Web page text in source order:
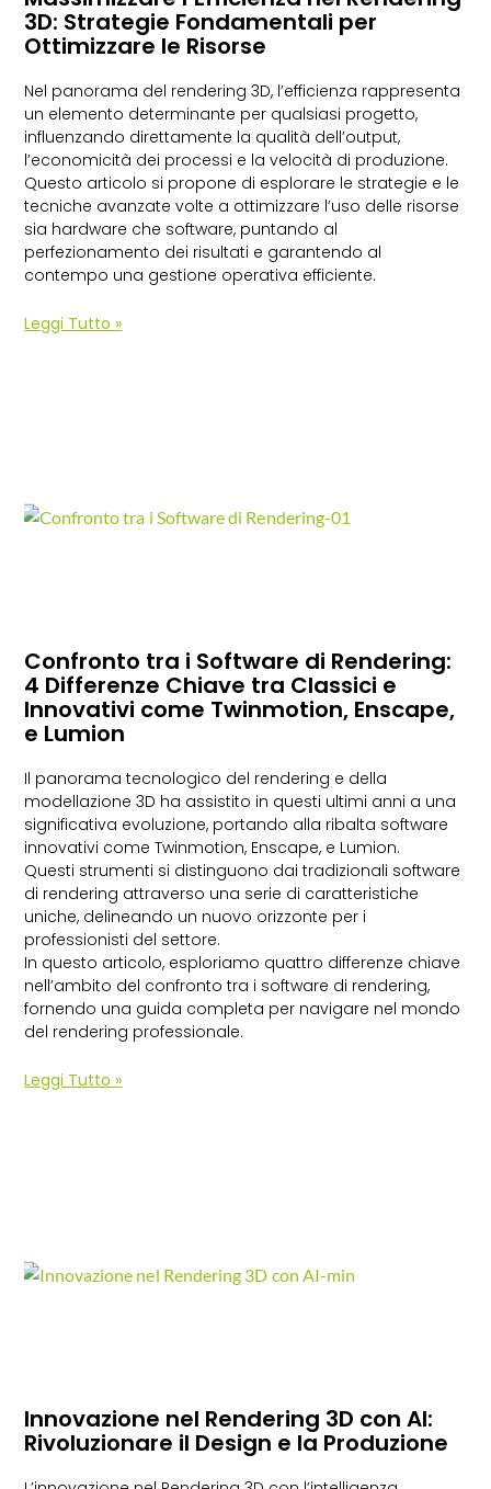
3D: Strategie Fondamentali per
Ottimizzare le Risorse
Nel panorama del rendering 3D, l’efficienza rappresenta
un elemento determinante per qualsiasi progetto,
influenzando direttamente la qualità dell’output,
l’economicità dei processi e la velocità di produzione.
Questo articolo si propone di esplorare le strategie e le
tecniche avanzate volte a ottimizzare l’uso delle risorse
sia hardware che software, puntando al
perfezionamento dei risultati e garantendo al
contempo una gestione operativa efficiente.
Leggi Tutto »
Confronto tra i Software di Rendering:
4 Differenze Chiave tra Classici e
Innovativi come Twinmotion, Enscape,
e Lumion
Il panorama tecnologico del rendering e della
modellazione 3D ha assistito in questi ultimi anni a una
significativa evoluzione, portando alla ribalta software
innovativi come Twinmotion, Enscape, e Lumion.
Questi strumenti si distinguono dai tradizionali software
di rendering attraverso una serie di caratteristiche
uniche, delineando un nuovo orizzonte per i
professionisti del settore.
In questo articolo, esploriamo quattro differenze chiave
nell’ambito del confronto tra i software di rendering,
fornendo una guida completa per navigare nel mondo
del rendering professionale.
Leggi Tutto »
Innovazione nel Rendering 3D con AI:
Rivoluzionare il Design e la Produzione